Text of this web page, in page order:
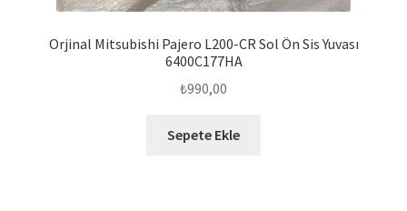
Orjinal Mitsubishi Pajero L200-CR Sol Ön Sis Yuvası
6400C177HA
₺990,00
Sepete Ekle